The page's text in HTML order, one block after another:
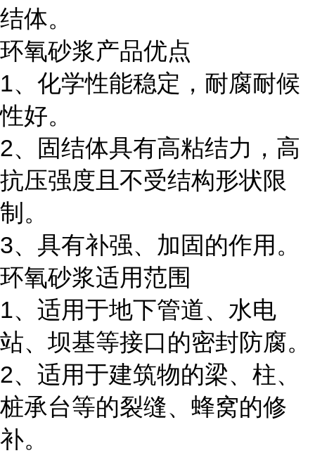
结体。
环氧砂浆产品优点
1、化学性能稳定，耐腐耐候
性好。
2、固结体具有高粘结力，高
抗压强度且不受结构形状限
制。
3、具有补强、加固的作用。
环氧砂浆适用范围
1、适用于地下管道、水电
站、坝基等接口的密封防腐。
2、适用于建筑物的梁、柱、
桩承台等的裂缝、蜂窝的修
补。